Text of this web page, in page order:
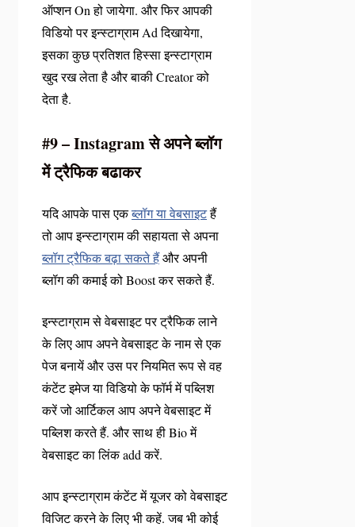
ऑप्शन On हो जायेगा. और फिर आपकी
विडियो पर इन्स्टाग्राम Ad दिखायेगा,
इसका कुछ प्रतिशत हिस्सा इन्स्टाग्राम
खुद रख लेता है और बाकी Creator को
देता है.
#9 – Instagram से अपने ब्लॉग
में ट्रैफिक बढाकर
यदि आपके पास एकब्लॉग या वेबसाइटहैं
तो आप इन्स्टाग्राम की सहायता से अपना
ब्लॉग ट्रैफिक बढ़ा सकते हैंऔर अपनी
ब्लॉग की कमाई को Boost कर सकते हैं.
इन्स्टाग्राम से वेबसाइट पर ट्रैफिक लाने
के लिए आप अपने वेबसाइट के नाम से एक
पेज बनायें और उस पर नियमित रूप से वह
कंटेंट इमेज या विडियो के फॉर्म में पब्लिश
करें जो आर्टिकल आप अपने वेबसाइट में
पब्लिश करते हैं. और साथ ही Bio में
वेबसाइट का लिंक add करें.
आप इन्स्टाग्राम कंटेंट में यूजर को वेबसाइट
विजिट करने के लिए भी कहें. जब भी कोई